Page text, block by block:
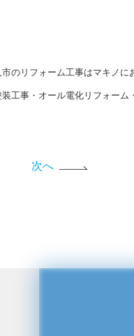
のリフォーム工事はマキノに
工事・オール電化リフォーム
次へ